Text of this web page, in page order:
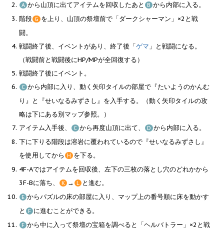
A から山頂に出てアイテムを回収したあと B から内部に入る。
階段 G を上り、山頂の祭壇前で「ダークシャーマン」×2と戦
闘。
戦闘終了後、イベントがあり、終了後「ゲマ 」と戦闘になる。
（戦闘前と戦闘後にHP/MPが全回復する）
戦闘終了後にイベント。
C から内部に入り、動く矢印タイルの部屋で『たいようのかんむ
り』と『せいなるみずさし』を入手する。（動く矢印タイルの攻
略は下にある別マップ参照。）
アイテム入手後、
C から再度山頂に出て、 D から内部に入る。
下に下りる階段は溶岩に覆われているので『せいなるみずさし』
を使用してから H を下る。
4F-Aではアイテムを回収後、左下の三枚の落とし穴のどれかから
3F-Bに落ち、
K → L と進む。
E からパズルの床の部屋に入り、マップ上の番号順に床を動かす
と
F に進むことができる。
F から中に入って祭壇の宝箱を調べると「ヘルバトラー」×2と戦